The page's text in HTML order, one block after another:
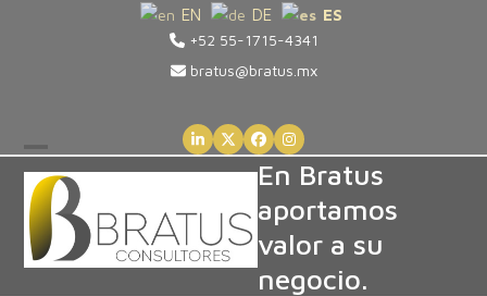
EN DE
ES
+52 55-1715-4341
bratus@bratus.mx
LinkedInTwitterFacebookInstagram
Open
mobile
menu
Close
mobile
menu
En Bratus
aportamos
valor a su
negocio.